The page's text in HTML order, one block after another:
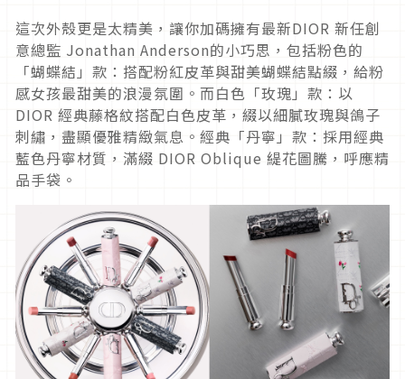
這次外殼更是太精美，讓你加碼擁有最新DIOR 新任創
意總監 Jonathan Anderson的小巧思，包括粉色的
「蝴蝶結」款：搭配粉紅皮革與甜美蝴蝶結點綴，給粉
感女孩最甜美的浪漫氛圍。而白色「玫瑰」款：以
DIOR 經典藤格紋搭配白色皮革，綴以細膩玫瑰與鴿子
刺繡，盡顯優雅精緻氣息。經典「丹寧」款：採用經典
藍色丹寧材質，滿綴 DIOR Oblique 緹花圖騰，呼應精
品手袋。